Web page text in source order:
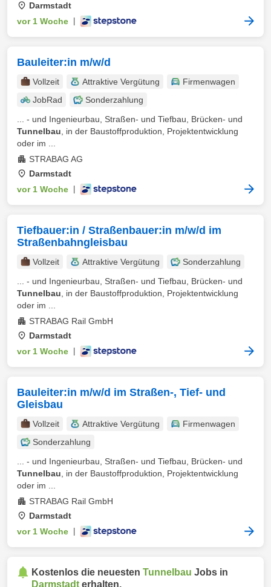
Darmstadt
vor 1 Woche
Bauleiter:in m/w/d
Vollzeit Attraktive Vergütung
Firmenwagen
JobRad
Sonderzahlung
... - und Ingenieurbau, Straßen- und Tiefbau, Brücken- und
Tunnelbau , in der Baustoffproduktion, Projektentwicklung
oder im ...
STRABAG AG
Darmstadt
vor 1 Woche
Tiefbauer:in / Straßenbauer:in m/w/d im
Straßenbahngleisbau
Vollzeit Attraktive Vergütung
Sonderzahlung
... - und Ingenieurbau, Straßen- und Tiefbau, Brücken- und
Tunnelbau , in der Baustoffproduktion, Projektentwicklung
oder im ...
STRABAG Rail GmbH
Darmstadt
vor 1 Woche
Bauleiter:in m/w/d im Straßen-, Tief- und
Gleisbau
Vollzeit Attraktive Vergütung
Firmenwagen
Sonderzahlung
... - und Ingenieurbau, Straßen- und Tiefbau, Brücken- und
Tunnelbau , in der Baustoffproduktion, Projektentwicklung
oder im ...
STRABAG Rail GmbH
Darmstadt
vor 1 Woche
Kostenlos die neuesten Tunnelbau Jobs in
Darmstadt erhalten.